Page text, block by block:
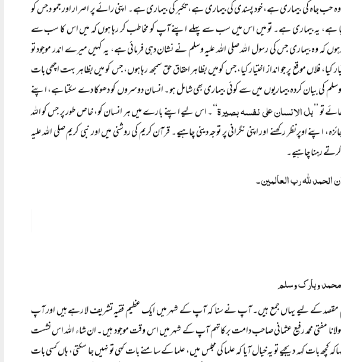
جاہ کی بیماری ہے، خود پسندی کی بیماری ہے، تکبر کی بیماری ہے۔ اپنی رائے پر اصرار اور جمو د جس کو
کیا ہے، یہ بیماری ہے۔ تو میں اس میں سب سے پہلے اپنے آپ کو مخاطب کر رہا ہوں کہ میں اس کا سب سے
رہوں کہ وہ بیماری جس کی رسول اللہ صلی اللہ علیہ وسلم نے نشان دہی فرمائی ہے، یہ کہیں میرے اندر موجود تو
فلاں موقع پر جو انداز اختیار کیا، جس کومیں بظاہر احقاق حق سمجھ رہا ہوں، جس کو میں بظاہر بہت اچھی بات
وسلم کی بیان کردہ بیماریوں میں سے کوئی بیماری بھی شامل ہو۔ انسان دوسروں کو دھوکا دے سکتا ہے، اپنے
تو ’’ بل الانسان علی نفسہ بصیرۃ‘‘۔ اس لیے اپنے بارے میں ہر انسان کو، خاص طور پر جس کو اللہ
اوپرنظر رکھنے اور اپنی نگرانی پر توجہ دینی چاہیے۔ قرآن کریم کی روشنی میں اور نبی کریم صلی اللہ علیہ
رہنا چاہیے۔
الحمد للہ رب العالمین۔
محمد وبارک وسلم
کے لیے یہاں جمع ہیں۔ آپ نے سنا کہ آپ کے شہر میں ایک عظیم فقیہ تشریف لا رہے ہیں اور آپ
محمد رفیع عثمانی صاحب دامت برکاتہم آپ کے شہر میں اس وقت موجود ہیں۔ ان شاء اللہ اس نشست
دیجیے تو یہ خیال آیا کہ علما کی مجلس میں، علما کے سامنے بات کہی تو نہیں جا سکتی، ہاں کسی بات